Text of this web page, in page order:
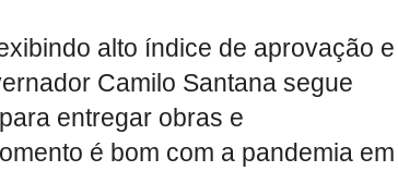
alto índice de aprovação e
Camilo Santana segue
entregar obras e
é bom com a pandemia em